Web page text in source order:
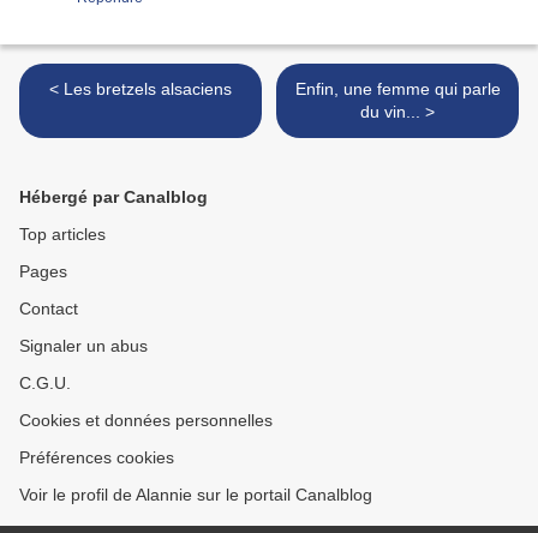
< Les bretzels alsaciens
Enfin, une femme qui parle
du vin... >
Hébergé par Canalblog
Top articles
Pages
Contact
Signaler un abus
C.G.U.
Cookies et données personnelles
Préférences cookies
Voir le profil de Alannie sur le portail Canalblog